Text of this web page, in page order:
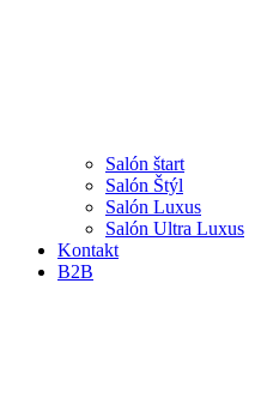
Salón štart
Salón Štýl
Salón Luxus
Salón Ultra Luxus
Kontakt
B2B